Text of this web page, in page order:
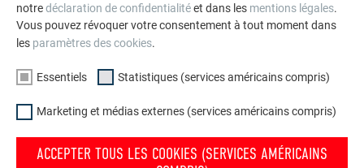
L’ENTREPRISE FAMILIALE | PREFA
À propos de nous
Durabilité
Presse
Conformité
NOUS VOUS OFFRONS NOTRE AIDE
Commander des prospectus
notredéclaration de confidentialitéet dans les mentions légales.
Vous pouvez révoquer votre consentement à tout moment dans
les paramètres des cookies.
Essentiels Statistiques (services américains compris)
Marketing et médias externes (services américains compris)
ACCEPTER TOUS LES COOKIES (SERVICES AMÉRICAINS